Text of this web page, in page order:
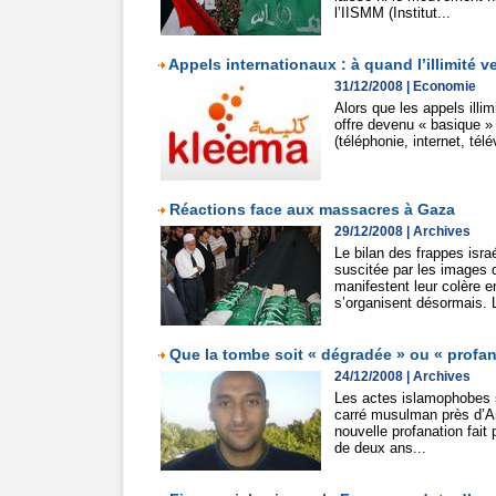
l’IISMM (Institut...
Appels internationaux : à quand l’illimité
31/12/2008 Economie
Alors que les appels
offre devenu « basique
(téléphonie, internet,
Réactions face aux massacres à Gaza
29/12/2008 Archives
Le bilan des frappes
suscitée par les images
manifestent leur colère
s’organisent désormais.
Que la tombe soit « dégradée » ou «
24/12/2008 Archives
Les actes
carré musulman près
nouvelle profanation fait
de deux ans...